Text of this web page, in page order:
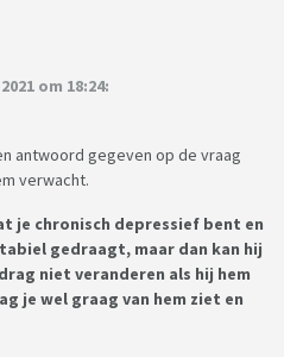
om 18:24:
antwoord gegeven op de vraag
verwacht.
je chronisch depressief bent en
gedraagt, maar dan kan hij
niet veranderen als hij hem
je wel graag van hem ziet en